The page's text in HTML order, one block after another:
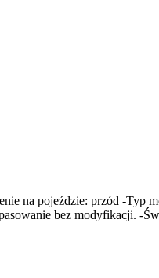
na pojeździe: przód -Typ
bez modyfikacji. -